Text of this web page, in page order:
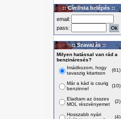
:: Címlista belépés ::
email:
pass:
:: Szavazás ::
Milyen hatással van rád a
benzináresés?
Imádkozom, hogy
tavaszig kitartson
(61)
Már a kád is csurig
benzinnel
(10)
Eladtam az összes
MOL részvényemet
(2)
Hosszabb nyári
(4)